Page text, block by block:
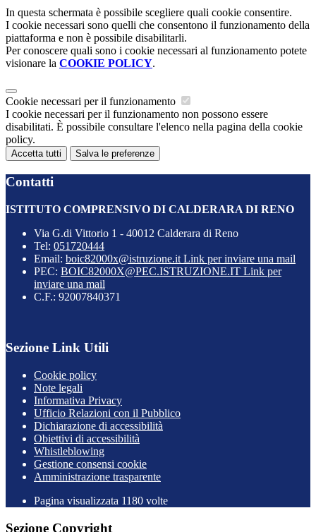
In questa schermata è possibile scegliere quali cookie consentire.
I cookie necessari sono quelli che consentono il funzionamento della
piattaforma e non è possibile disabilitarli.
Per conoscere quali sono i cookie necessari al funzionamento potete
visionare la COOKIE POLICY.
Cookie necessari per il funzionamento
I cookie necessari per il funzionamento non possono essere
disabilitati. È possibile consultare l'elenco nella pagina della cookie
policy.
Accetta tutti Salva le preferenze
Contatti
ISTITUTO COMPRENSIVO DI CALDERARA DI RENO
Via G.di Vittorio 1 - 40012 Calderara di Reno
Tel: 051720444
Email: boic82000x@istruzione.it Link per inviare una mail
PEC: BOIC82000X@PEC.ISTRUZIONE.IT Link per
inviare una mail
C.F.: 92007840371
Sezione Link Utili
Cookie policy
Note legali
Informativa Privacy
Ufficio Relazioni con il Pubblico
Dichiarazione di accessibilità
Obiettivi di accessibilità
Whistleblowing
Gestione consensi cookie
Amministrazione trasparente
Pagina visualizzata 1180 volte
Sezione Copyright